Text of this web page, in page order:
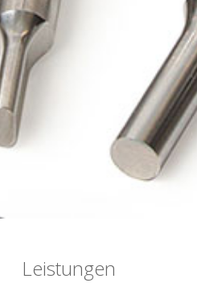
Leistungen